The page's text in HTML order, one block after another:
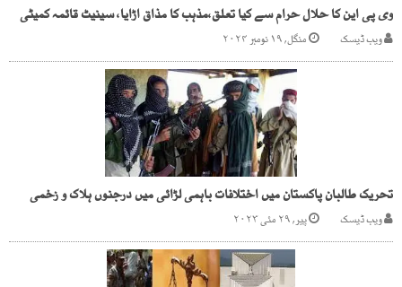
وی پی این کا حلال حرام سے کیا تعلق،مذہب کا مذاق اڑایا، سینیٹ قائمہ کمیٹی
ویب ڈیسک منگل, ۱۹ نومبر ۲۰۲۴
تحریک طالبان پاکستان میں اختلافات باہمی لڑائی میں درجنوں ہلاک و زخمی
ویب ڈیسک پیر, ۲۹ مئی ۲۰۲۳